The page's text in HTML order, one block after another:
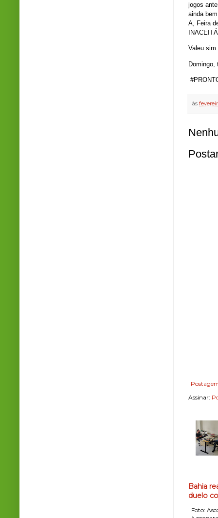
jogos
ainda
A, Feira
Valeu sim
Domingo,
às
Assinar:
Bahia
duelo
Foto: